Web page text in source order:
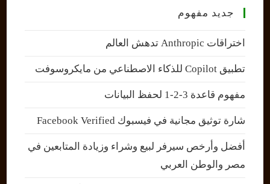
جديد مفهوم
اختراقات Anthropic تدهش العالم
تطبيق Copilot للذكاء الاصطناعي من مايكروسوفت
مفهوم قاعدة 3-2-1 لحفظ البيانات
شارة توثيق مجانية في فيسبوك Facebook Verified
أفضل وأرخص سيرفر لبيع وشراء وزيادة المتابعين في
مصر والوطن العربي